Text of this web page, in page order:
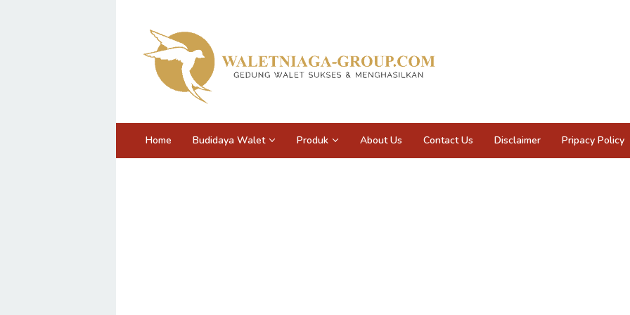
Home Budidaya Walet Produk About Us Contact Us Disclaimer Pripacy Policy